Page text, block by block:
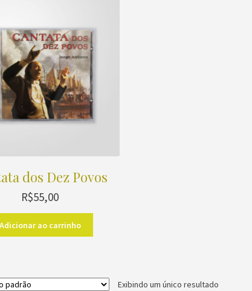
dos Dez Povos
R$55,00
Adicionar ao carrinho
Exibindo um único resultado